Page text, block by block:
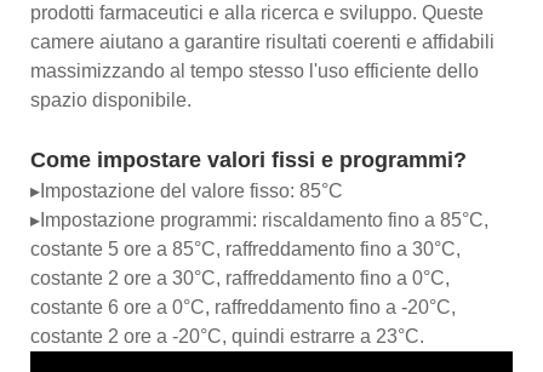
prodotti farmaceutici e alla ricerca e sviluppo. Queste
camere aiutano a garantire risultati coerenti e affidabili
massimizzando al tempo stesso l'uso efficiente dello
spazio disponibile.
Come impostare valori fissi e programmi?
▸Impostazione del valore fisso: 85°C
▸Impostazione programmi: riscaldamento fino a 85°C,
costante 5 ore a 85°C, raffreddamento fino a 30°C,
costante 2 ore a 30°C, raffreddamento fino a 0°C,
costante 6 ore a 0°C, raffreddamento fino a -20°C,
costante 2 ore a -20°C, quindi estrarre a 23°C.